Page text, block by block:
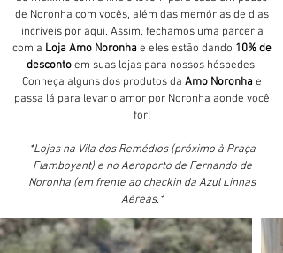
de Noronha com vocês, além das memórias de dias
incríveis por aqui. Assim, fechamos uma parceria
com a Loja Amo Noronha e eles estão dando 10% de
descontoem suas lojas para nossos hóspedes.
Conheça alguns dos produtos da Amo Noronha e
passa lá para levar o amor por Noronha aonde você
for!
*Lojas na Vila dos Remédios (próximo à Praça
Flamboyant) e no Aeroporto de Fernando de
Noronha (em frente ao checkin da Azul Linhas
Aéreas.*